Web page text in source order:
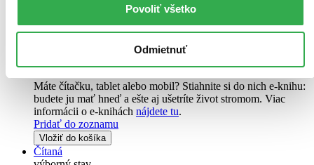
Povoliť všetko
Odmietnuť
Vložiť do košíka
MOBI
Máte čítačku, tablet alebo mobil? Stiahnite si do nich e-knihu:
budete ju mať hneď a ešte aj ušetríte život stromom. Viac
informácii o e-knihách nájdete tu.
Pridať do zoznamu
Vložiť do košíka
Čítaná